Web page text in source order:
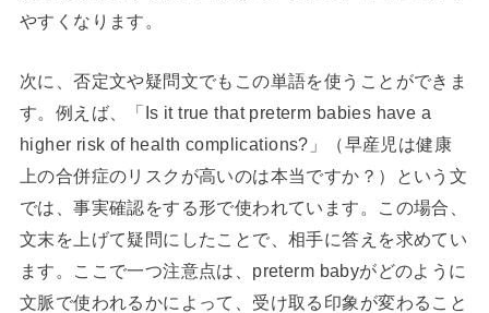
やすくなります。
次に、否定文や疑問文でもこの単語を使うことができま
す。例えば、「Is it true that preterm babies have a
higher risk of health complications?」（早産児は健康
上の合併症のリスクが高いのは本当ですか？）という文
では、事実確認をする形で使われています。この場合、
文末を上げて疑問にしたことで、相手に答えを求めてい
ます。ここで一つ注意点は、preterm babyがどのように
文脈で使われるかによって、受け取る印象が変わること